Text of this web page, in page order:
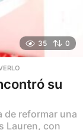
35 0
su
de reformar una
Lauren, con